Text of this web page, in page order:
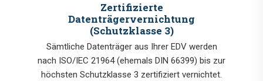
Zertifizierte
Datenträgervernichtung
(Schutzklasse 3)
Sämtliche Datenträger aus Ihrer EDV werden
nach ISO/IEC 21964 (ehemals DIN 66399) bis zur
höchsten Schutzklasse 3 zertifiziert vernichtet.